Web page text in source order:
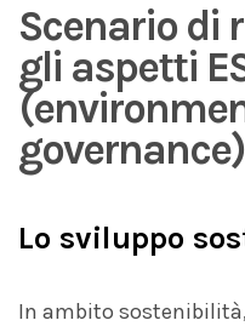
Scenario di
gli aspetti
governance)
Lo sviluppo
In ambito